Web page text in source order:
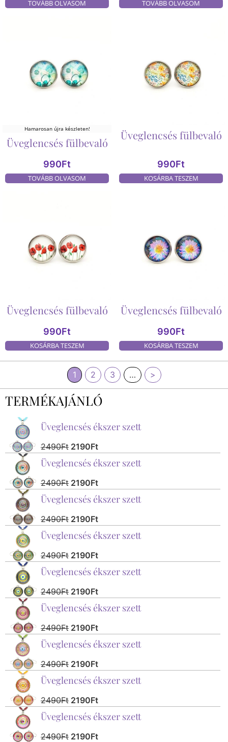
TERMÉKAJÁNLÓ
Üveglencsés ékszer szett
2490Ft 2190Ft
Üveglencsés ékszer szett
2490Ft 2190Ft
Üveglencsés ékszer szett
2490Ft 2190Ft
Üveglencsés ékszer szett
2490Ft 2190Ft
Üveglencsés ékszer szett
2490Ft 2190Ft
Üveglencsés ékszer szett
2490Ft 2190Ft
Üveglencsés ékszer szett
2490Ft 2190Ft
Üveglencsés ékszer szett
2490Ft 2190Ft
Üveglencsés ékszer szett
2490Ft 2190Ft
TOVÁBB OLVASOM TOVÁBB OLVASOM
Hamarosan újra készleten!
Üveglencsés fülbevaló
990Ft
TOVÁBB OLVASOM
Üveglencsés fülbevaló
990Ft
KOSÁRBA TESZEM
Üveglencsés fülbevaló
990Ft
KOSÁRBA TESZEM
Üveglencsés fülbevaló
990Ft
KOSÁRBA TESZEM
1 2 3 … >